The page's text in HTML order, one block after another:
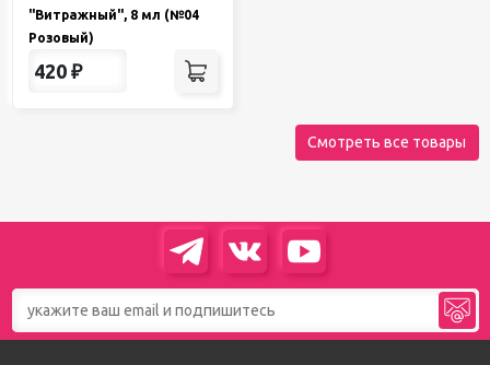
"Витражный", 8 мл (№04
Розовый)
420 ₽
Смотреть все товары